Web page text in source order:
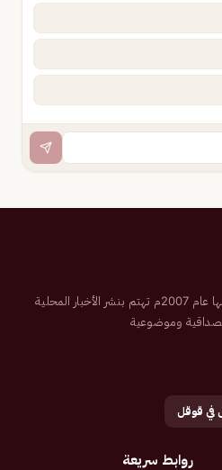
صحيفة إلكترونية سعودية تم تأسيسها عام 2007م تهتم بنشر الأخبار المحلية
وموضوعية
في قوقل
روابط سريعة